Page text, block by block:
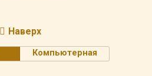
Наверх
Компьютерная